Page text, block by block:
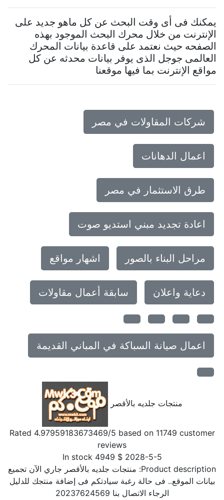
يمكنك فى أى وقت البحث عن كل ماهو جديد على
الإنترنت من خلال محرك البحث الموجود بهذه
الصفحه حيث نعتمد على قاعدة بيانات المحرك
العالمى جوجل الذى يوفر بيانات محدثه عن كل
مواقع الإنترنت بما فيها موقعنا
شركات المقاولات في مصر
اعمال الدهانات
طرق الاستثمار في مصر
اعادة تجديد مبني استديو صوت
مراحل البناء بالصور اشهار مواقع
دعاية واعلان سابقة أعمال مقاولات
اعمال صيانة السباكة في المباني القديمة
منتجات جلديه بالأقصر
Rated4.97959183673469/5 based on11749customer
reviews
2028-5-5
$
4949
In stock
Product description: منتجات جلديه بالأقصر جاري الآن تجميع
بيانات الموقع.. فى حالة رغبة سيادتكم فى إضافة منتجك للدليل
الرجاء الاتصال بنا 20237624569